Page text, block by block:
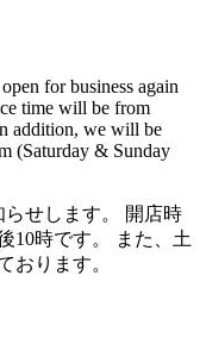
for business again
time will be from
addition, we will be
(Saturday & Sunday
せします。 開店時
10時です。 また、土
おります。